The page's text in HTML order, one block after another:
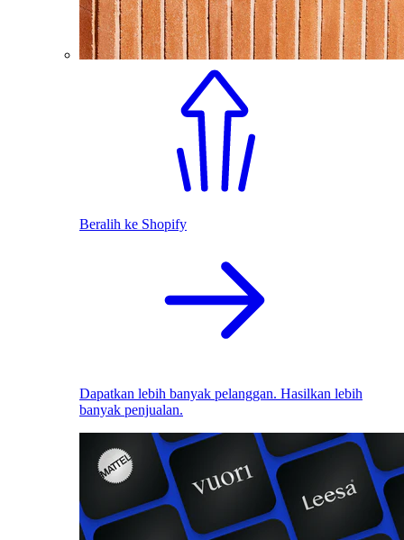
Beralih ke Shopify
Dapatkan lebih banyak pelanggan. Hasilkan lebih
banyak penjualan.